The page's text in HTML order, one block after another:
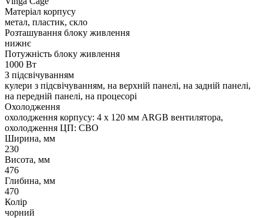
Матеріал корпусу
метал, пластик, скло
Розташування блоку живлення
нижнє
Потужність блоку живлення
1000 Вт
З підсвічуванням
кулери з підсвічуванням, на верхній панелі, на задній панелі,
на передній панелі, на процесорі
Охолодження
охолодження корпусу: 4 x 120 мм ARGB вентилятора,
охолодження ЦП: СВО
Ширина, мм
230
Висота, мм
476
Глибина, мм
470
Колір
чорний